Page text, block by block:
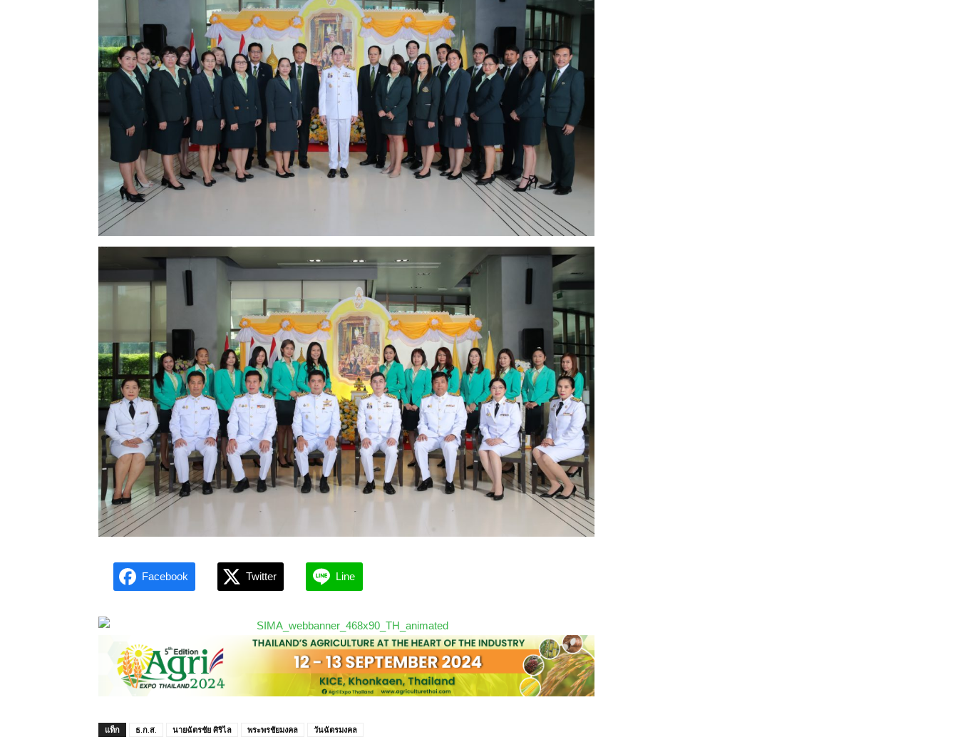
Facebook Twitter Line
แท็ก ธ.ก.ส. นายฉัตรชัย ศิริไล พระพรชัยมงคล วันฉัตรมงคล